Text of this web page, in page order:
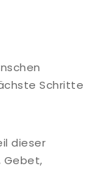
Schritte
dieser
Gebet,